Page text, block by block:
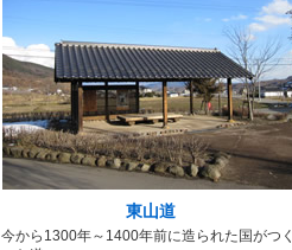
東山道
今から1300年～1400年前に造られた国がつく